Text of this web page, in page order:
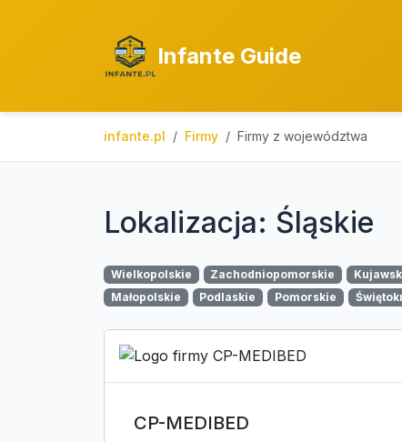
Infante Guide
infante.pl Firmy Firmy z województwa
Lokalizacja: Śląskie
Wielkopolskie Zachodniopomorskie
Małopolskie
Podlaskie Pomorskie
CP-MEDIBED